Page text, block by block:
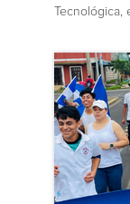
Tecnológica,